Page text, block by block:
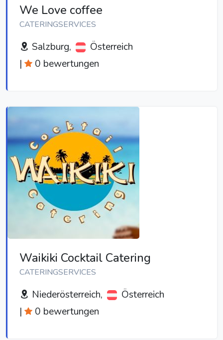
We Love coffee
CATERINGSERVICES
Salzburg,
Österreich
|
0 bewertungen
Waikiki Cocktail Catering
CATERINGSERVICES
Niederösterreich,
Österreich
|
0 bewertungen